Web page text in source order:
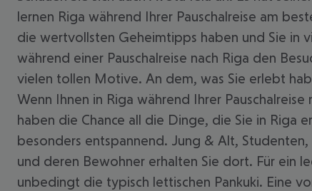
lernen Riga während Ihrer Pauschalreise am
die wertvollsten Geheimtipps haben und Sie in
während einer Pauschalreise nach Riga den
vielen tollen Motive. An dem, was Sie erlebt
Wenn Ihnen in Riga während Ihrer
haben die Chance all die Dinge, die Sie in Riga
besonders entspannend. Jung & Alt,
und deren Bewohner erhalten Sie dort. Für ein
unbedingt die typisch lettischen Pankuki. Eine